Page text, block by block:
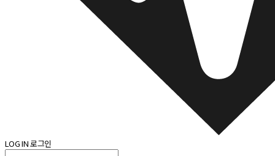
LOG IN로그인